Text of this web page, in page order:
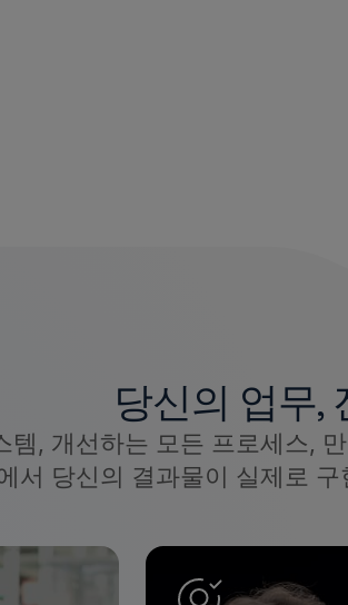
당신의 업무,
템, 개선하는 모든 프로세스,
서 당신의 결과물이 실제로